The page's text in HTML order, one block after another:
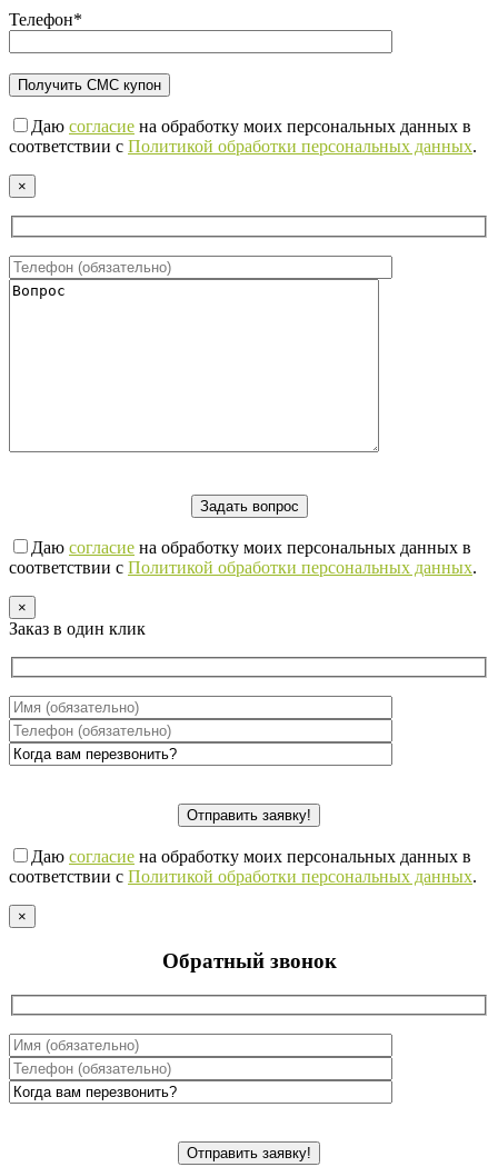
Телефон*
Даю согласие на обработку моих персональных данных в
соответствии с Политикой обработки персональных данных.
×
Даю согласие на обработку моих персональных данных в
соответствии с Политикой обработки персональных данных.
×
Заказ в один клик
Даю согласие на обработку моих персональных данных в
соответствии с Политикой обработки персональных данных.
×
Обратный звонок